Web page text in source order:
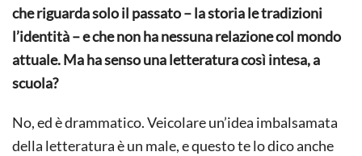
che riguarda solo il passato – la storia le tradizioni
l’identità – e che non ha nessuna relazione col mondo
attuale. Ma ha senso una letteratura così intesa, a
scuola?
No, ed è drammatico. Veicolare un’idea imbalsamata
della letteratura è un male, e questo te lo dico anche